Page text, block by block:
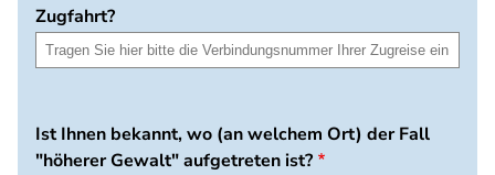
Zugfahrt?
Ist Ihnen bekannt, wo (an welchem Ort) der Fall
"höherer Gewalt" aufgetreten ist?